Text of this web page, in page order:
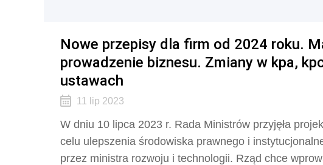
Nowe przepisy dla firm od 2024 roku.
prowadzenie biznesu. Zmiany w kpa,
ustawach
11 lip 2023
W dniu 10 lipca 2023 r. Rada Ministrów przyjęła
celu ulepszenia środowiska prawnego i
przez ministra rozwoju i technologii. Rząd chce